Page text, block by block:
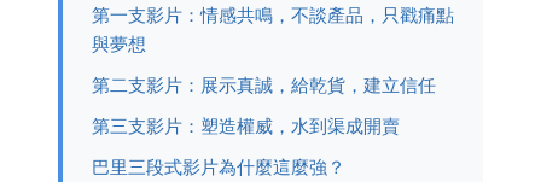
第一支影片：情感共鳴，不談產品，只戳痛點
與夢想
第二支影片：展示真誠，給乾貨，建立信任
第三支影片：塑造權威，水到渠成開賣
巴里三段式影片為什麼這麼強？